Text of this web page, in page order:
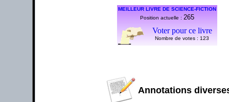
MEILLEUR LIVRE DE SCIENCE-FICTION
Position actuelle : 265
Voter pour ce livre
Nombre de votes : 123
Annotations